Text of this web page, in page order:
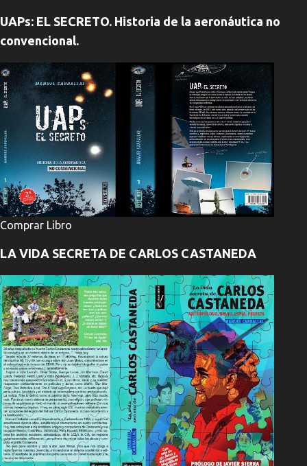
UAPs: EL SECRETO. Historia de la aeronáutica no
convencional.
Comprar Libro
LA VIDA SECRETA DE CARLOS CASTANEDA